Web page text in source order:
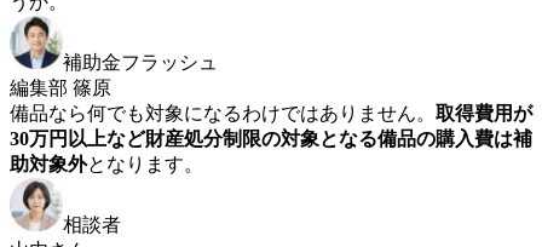
補助金フラッシュ
編集部 篠原
備品なら何でも対象になるわけではありません。 取得費用が
30万円以上など財産処分制限の対象となる備品の購入費は補
助対象外となります。
相談者